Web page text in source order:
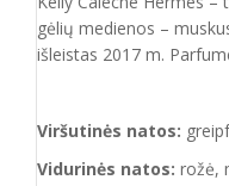
gėlių medienos –
išleistas 2017 m.
Viršutinės natos:
Vidurinės natos: rožė,